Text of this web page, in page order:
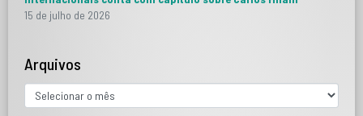
15 de julho de 2026
Arquivos